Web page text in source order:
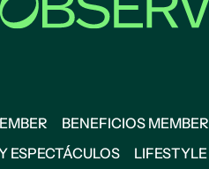
BENEFICIOS MEMBER
ESPECTÁCULOS
LIFESTYLE